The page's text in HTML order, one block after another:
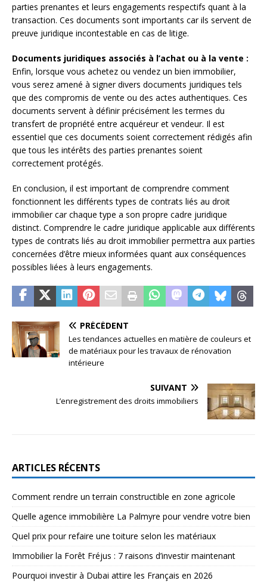
parties prenantes et leurs engagements respectifs quant à la
transaction. Ces documents sont importants car ils servent de
preuve juridique incontestable en cas de litige.
Documents juridiques associés à l’achat ou à la vente :
Enfin, lorsque vous achetez ou vendez un bien immobilier,
vous serez amené à signer divers documents juridiques tels
que des compromis de vente ou des actes authentiques. Ces
documents servent à définir précisément les termes du
transfert de propriété entre acquéreur et vendeur. Il est
essentiel que ces documents soient correctement rédigés afin
que tous les intérêts des parties prenantes soient
correctement protégés.
En conclusion, il est important de comprendre comment
fonctionnent les différents types de contrats liés au droit
immobilier car chaque type a son propre cadre juridique
distinct. Comprendre le cadre juridique applicable aux différents
types de contrats liés au droit immobilier permettra aux parties
concernées d’être mieux informées quant aux conséquences
possibles liées à leurs engagements.
PRÉCÉDENT
Les tendances actuelles en matière de couleurs et
de matériaux pour les travaux de rénovation
intérieure
SUIVANT
L’enregistrement des droits immobiliers
ARTICLES RÉCENTS
Comment rendre un terrain constructible en zone agricole
Quelle agence immobilière La Palmyre pour vendre votre bien
Quel prix pour refaire une toiture selon les matériaux
Immobilier la Forêt Fréjus : 7 raisons d’investir maintenant
Pourquoi investir à Dubai attire les Français en 2026